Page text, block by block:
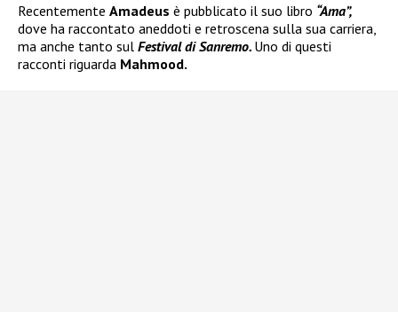
Recentemente Amadeus è pubblicato il suo libro “Ama”,
dove ha raccontato aneddoti e retroscena sulla sua carriera,
ma anche tanto sul Festival di Sanremo. Uno di questi
racconti riguarda Mahmood.